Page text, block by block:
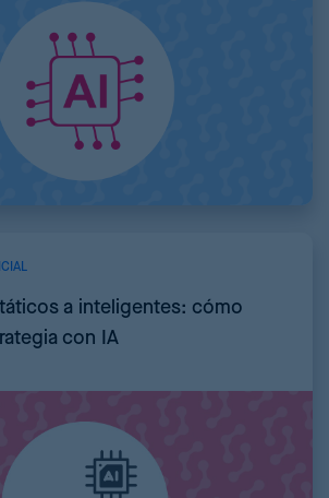
a inteligentes: cómo
con IA